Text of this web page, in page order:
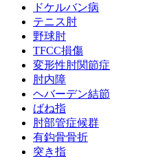
ドケルバン病
テニス肘
野球肘
TFCC損傷
変形性肘関節症
肘内障
ヘバーデン結節
ばね指
肘部管症候群
有鈎骨骨折
突き指